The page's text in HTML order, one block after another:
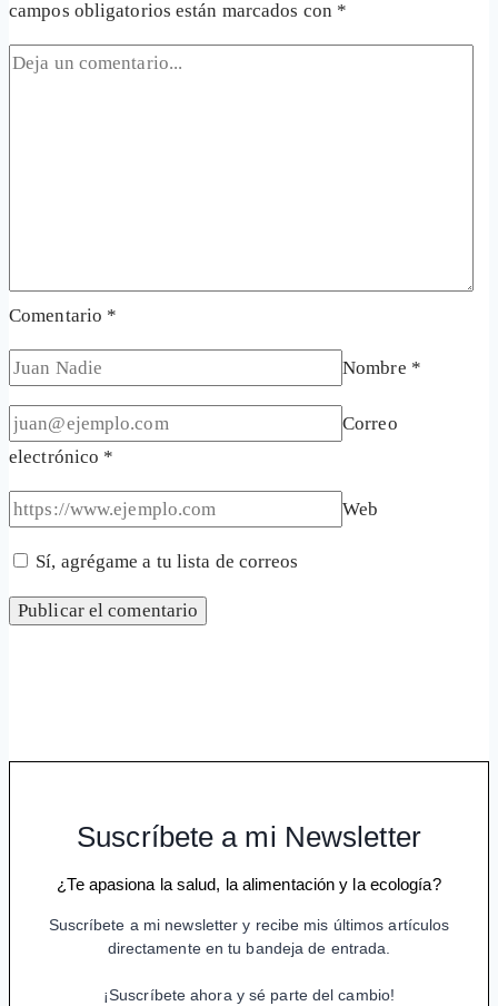
campos obligatorios están marcados con *
Comentario *
Nombre *
Correo
electrónico *
Web
Sí, agrégame a tu lista de correos
Suscríbete a mi Newsletter
¿Te apasiona la salud, la alimentación y la ecología?
Suscríbete a mi newsletter y recibe mis últimos artículos
directamente en tu bandeja de entrada.
¡Suscríbete ahora y sé parte del cambio!